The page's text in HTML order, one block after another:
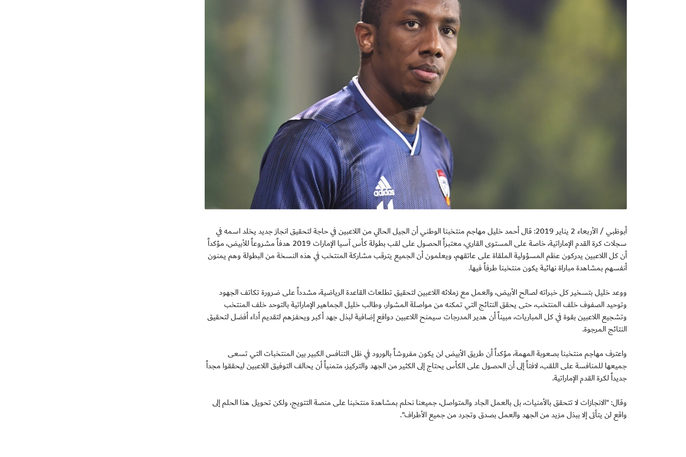
أبوظبي / الأربعاء 2 يناير 2019: قال أحمد خليل مهاجم منتخبنا الوطني أن الجيل الحالي من اللاعبين في حاجة لتحقيق انجاز جديد يخلد اسمه في
سجلات كرة القدم الإماراتية، خاصة على المستوى القاري، معتبراً الحصول على لقب بطولة كأس آسيا الإمارات 2019 هدفاً مشروعاً للأبيض، مؤكداً
أن كل اللاعبين يدركون عظم المسؤولية الملقاة على عاتقهم، ويعلمون أن الجميع يترقب مشاركة المنتخب في هذه النسخة من البطولة وهم يمنون
أنفسهم بمشاهدة مباراة نهائية يكون منتخبنا طرفاً فيها.
ووعد خليل بتسخير كل خبراته لصالح الأبيض، والعمل مع زملائه اللاعبين لتحقيق تطلعات القاعدة الرياضية، مشدداً على ضرورة تكاتف الجهود
وتوحيد الصفوف خلف المنتخب، حتى يحقق النتائج التي تمكنه من مواصلة المشوار، وطالب خليل الجماهير الإماراتية بالتوحد خلف المنتخب
وتشجيع اللاعبين بقوة في كل المباريات، مبيناً أن هدير المدرجات سيمنح اللاعبين دوافع إضافية لبذل جهد أكبر ويحفزهم لتقديم أداء أفضل لتحقيق
النتائج المرجوة.
واعترف مهاجم منتخبنا بصعوبة المهمة، مؤكداً أن طريق الأبيض لن يكون مفروشاً بالورود في ظل التنافس الكبير بين المنتخبات التي تسعى
جميعها للمنافسة على اللقب، لافتاً إلى أن الحصول على الكأس يحتاج إلى الكثير من الجهد والتركيز، متمنياً أن يحالف التوفيق اللاعبين ليحققوا مجداً
جديداً لكرة القدم الإماراتية.
وقال: "الانجازات لا تتحقق بالأمنيات، بل بالعمل الجاد والمتواصل، جميعنا نحلم بمشاهدة منتخبنا على منصة التتويج، ولكن تحويل هذا الحلم إلى
واقع لن يتأتى إلا ببذل مزيد من الجهد والعمل بصدق وتجرد من جميع الأطراف".